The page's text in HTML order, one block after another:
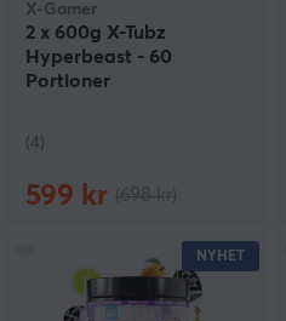
X-Gamer
2 x 600g X-Tubz
Hyperbeast - 60
Portioner
(4)
599 kr
NYHET